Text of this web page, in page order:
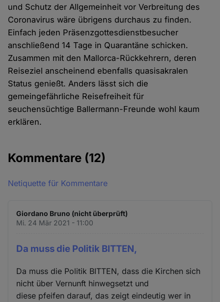
und Schutz der Allgemeinheit vor Verbreitung des
Coronavirus wäre übrigens durchaus zu finden.
Einfach jeden Präsenzgottesdienstbesucher
anschließend 14 Tage in Quarantäne schicken.
Zusammen mit den Mallorca-Rückkehrern, deren
Reiseziel anscheinend ebenfalls quasisakralen
Status genießt. Anders lässt sich die
gemeingefährliche Reisefreiheit für
seuchensüchtige Ballermann-Freunde wohl kaum
erklären.
Kommentare (12)
Netiquette für Kommentare
Giordano Bruno (nicht überprüft)
Mi. 24 Mär 2021 - 11:00
Da muss die Politik BITTEN,
Da muss die Politik BITTEN, dass die Kirchen sich
nicht über Vernunft hinwegsetzt und
diese pfeifen darauf, das zeigt eindeutig wer in